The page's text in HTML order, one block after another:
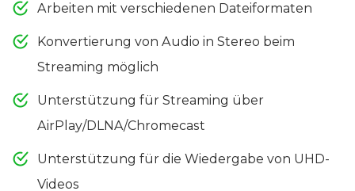
Arbeiten mit verschiedenen Dateiformaten
Konvertierung von Audio in Stereo beim
Streaming möglich
Unterstützung für Streaming über
AirPlay/DLNA/Chromecast
Unterstützung für die Wiedergabe von UHD-
Videos